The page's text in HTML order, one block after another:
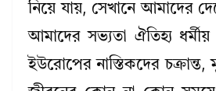
নিয়ে যায়, সেখানে আমাদের
আমাদের সভ্যতা ঐতিহ্য
ইউরোপের নাস্তিকদের